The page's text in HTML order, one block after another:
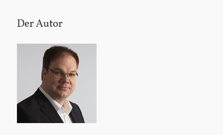
Sidebar
Der Autor